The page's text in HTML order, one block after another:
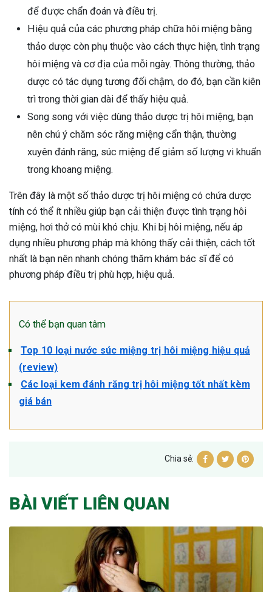
để được chẩn đoán và điều trị.
Hiệu quả của các phương pháp chữa hôi miệng bằng
thảo dược còn phụ thuộc vào cách thực hiện, tình trạng
hôi miệng và cơ địa của mỗi ngày. Thông thường, thảo
dược có tác dụng tương đối chậm, do đó, bạn cần kiên
trì trong thời gian dài để thấy hiệu quả.
Song song với việc dùng thảo dược trị hôi miệng, bạn
nên chú ý chăm sóc răng miệng cẩn thận, thường
xuyên đánh răng, súc miệng để giảm số lượng vi khuẩn
trong khoang miệng.
Trên đây là một số thảo dược trị hôi miệng có chứa dược
tính có thể ít nhiều giúp bạn cải thiện được tình trạng hôi
miệng, hơi thở có mùi khó chịu. Khi bị hôi miệng, nếu áp
dụng nhiều phương pháp mà không thấy cải thiện, cách tốt
nhất là bạn nên nhanh chóng thăm khám bác sĩ để có
phương pháp điều trị phù hợp, hiệu quả.
Có thể bạn quan tâm
Top 10 loại nước súc miệng trị hôi miệng hiệu quả
(review)
Các loại kem đánh răng trị hôi miệng tốt nhất kèm
giá bán
Chia sẻ:
BÀI VIẾT LIÊN QUAN